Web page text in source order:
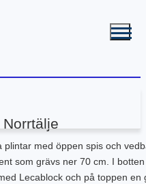
Norrtälje
med öppen spis och
som grävs ner 70 cm. I
Lecablock och på toppen en